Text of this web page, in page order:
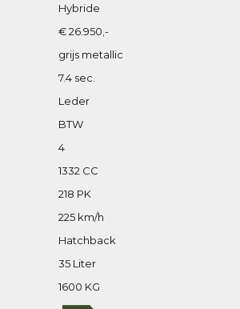
Hybride
€ 26.950,-
grijs metallic
7.4 sec.
Leder
BTW
4
1332 CC
218 PK
225 km/h
Hatchback
35 Liter
1600 KG